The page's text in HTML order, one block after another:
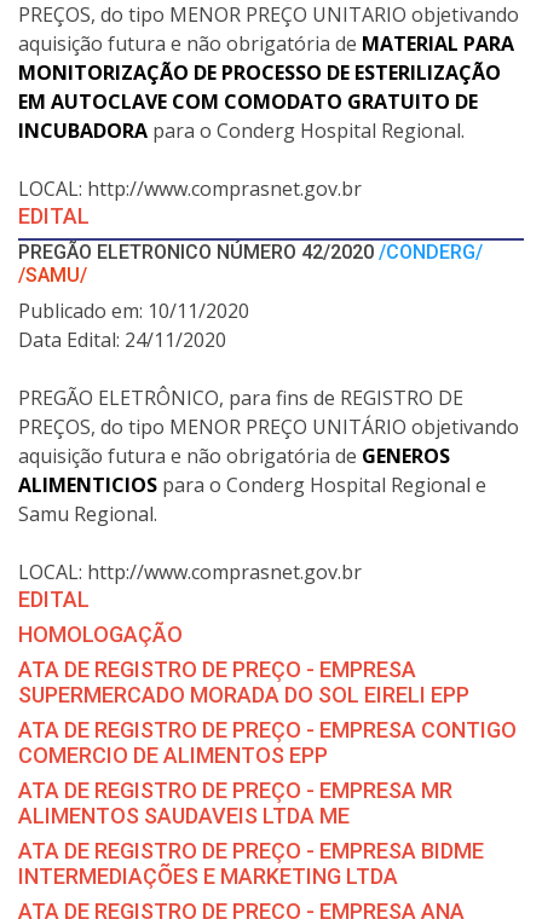
PREÇOS, do tipo MENOR PREÇO UNITARIO objetivando
aquisição futura e não obrigatória de MATERIAL PARA
MONITORIZAÇÃO DE PROCESSO DE ESTERILIZAÇÃO
EM AUTOCLAVE COM COMODATO GRATUITO DE
INCUBADORA para o Conderg Hospital Regional.
LOCAL: http://www.comprasnet.gov.br
EDITAL
PREGÃO ELETRONICO NÚMERO 42/2020 /CONDERG/
/SAMU/
Publicado em: 10/11/2020
Data Edital: 24/11/2020
PREGÃO ELETRÔNICO, para fins de REGISTRO DE
PREÇOS, do tipo MENOR PREÇO UNITÁRIO objetivando
aquisição futura e não obrigatória de GENEROS
ALIMENTICIOS para o Conderg Hospital Regional e
Samu Regional.
LOCAL: http://www.comprasnet.gov.br
EDITAL
HOMOLOGAÇÃO
ATA DE REGISTRO DE PREÇO - EMPRESA
SUPERMERCADO MORADA DO SOL EIRELI EPP
ATA DE REGISTRO DE PREÇO - EMPRESA CONTIGO
COMERCIO DE ALIMENTOS EPP
ATA DE REGISTRO DE PREÇO - EMPRESA MR
ALIMENTOS SAUDAVEIS LTDA ME
ATA DE REGISTRO DE PREÇO - EMPRESA BIDME
INTERMEDIAÇÕES E MARKETING LTDA
ATA DE REGISTRO DE PREÇO - EMPRESA ANA